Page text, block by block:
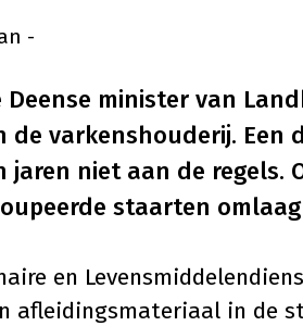
-
Deense minister van
de varkenshouderij. Een
jaren niet aan de regels.
staarten
en
afleidingsmateriaal in de